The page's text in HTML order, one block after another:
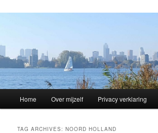
Skip
Skip
Home Over mijzelf Privacy verklaring
TAG ARCHIVES:NOORD HOLLAND